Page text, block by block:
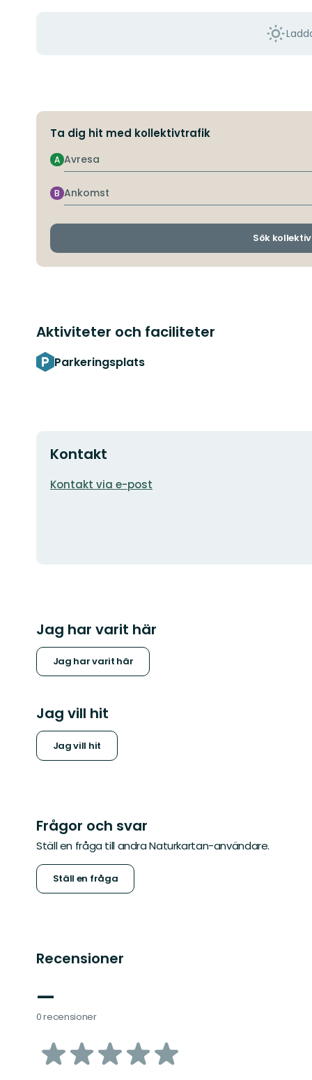
Ta dig hit med kollektivtrafik
Avresa
A
Ankomst
B
Sök
Aktiviteter och faciliteter
Parkeringsplats
Kontakt
E-
Kontakt via e-post
Jag har varit här
Jag har varit här
Jag vill hit
Jag vill hit
Frågor och svar
Ställ en fråga till andra Naturkartan-användare.
Ställ en fråga
Recensioner
—
0 recensioner
av